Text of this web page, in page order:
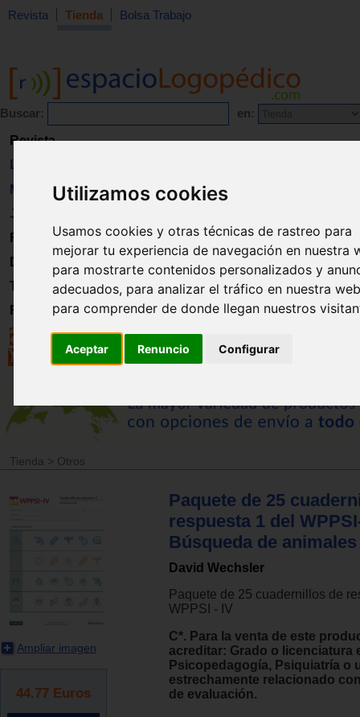
Utilizamos cookies
Usamos cookies y otras técnicas de rastreo para
mejorar tu experiencia de navegación en nuestra
para mostrarte contenidos personalizados y
adecuados, para analizar el tráfico en nuestra
para comprender de donde llegan nuestros
Aceptar Renuncio Configurar
Revista Tienda Bolsa Trabajo
Buscar: en:
Revista
Libros
Material
Juguetes
Formación
Directorio
Trabajo
Registro
Tienda > Otros
Ampliar imagen
44.77 Euros
Paquete de 25
respuesta 1 del
Búsqueda de animales
David Wechsler
Paquete de 25 cuadernillos de
WPPSI - IV
C*. Para la venta de este
acreditar: Grado o licenciatura
Psicopedagogía, Psiquiatría o
estrechamente relacionado
de evaluación.